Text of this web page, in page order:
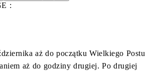
:
aż do początku Wielkiego Postu
aż do godziny drugiej. Po drugiej